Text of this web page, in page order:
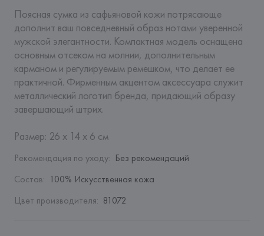
Поясная сумка из сафьяновой кожи потрясающе
дополнит ваш повседневный образ нотами уверенной
мужской элегантности. Компактная модель оснащена
основным отсеком на молнии, дополнительным
карманом и регулируемым ремешком, что делает ее
практичной. Фирменным акцентом аксессуара служит
металлический логотип бренда, придающий образу
завершающий штрих.
Размер: 26 x 14 x 6 см
Рекомендация по уходу: Без рекомендаций
Состав: 100% Искусственная кожа
Цвет производителя: 81072